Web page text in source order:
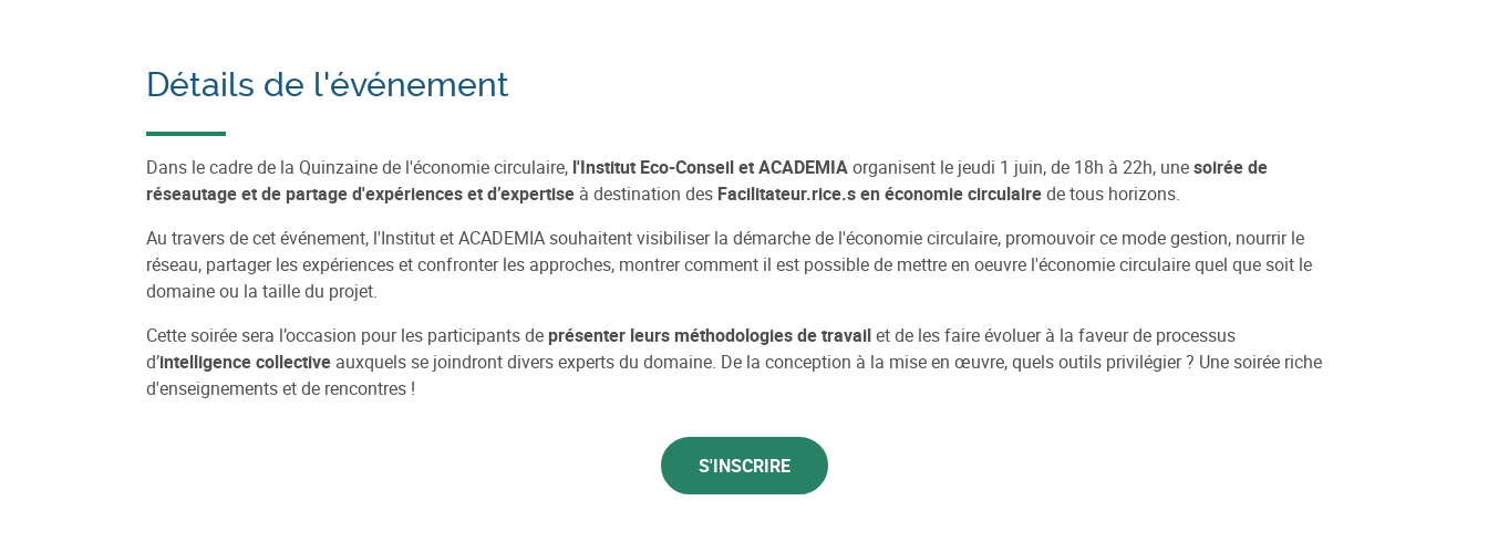
Détails de l'événement
Dans le cadre de la Quinzaine de l'économie circulaire, l'Institut Eco-Conseil et ACADEMIAorganisent le jeudi 1 juin, de 18h à 22h, unesoirée de
réseautage et de partage d'expériences et d’expertise à destination des Facilitateur.rice.s en économie circulairede tous horizons.
Au travers de cet événement, l'Institut et ACADEMIA souhaitent visibiliser la démarche de l'économie circulaire, promouvoir ce mode gestion, nourrir le
réseau, partager les expériences et confronter les approches, montrer comment il est possible de mettre en oeuvre l'économie circulaire quel que soit le
domaine ou la taille du projet.
Cette soirée sera l’occasion pour les participants de présenter leurs méthodologies de travailet de les faire évoluer à la faveur de processus
d’intelligence collective auxquels se joindront divers experts du domaine. De la conception à la mise en œuvre, quels outils privilégier ? Une soirée riche
d'enseignements et de rencontres !
S'INSCRIRE